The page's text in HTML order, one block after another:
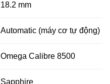
18.2 mm
Automatic (máy cơ tự động)
Omega Calibre 8500
Sapphire